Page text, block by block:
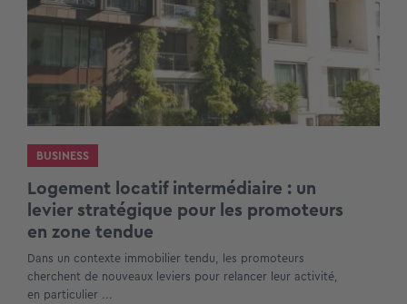
BUSINESS
Logement locatif intermédiaire : un
levier stratégique pour les promoteurs
en zone tendue
Dans un contexte immobilier tendu, les promoteurs
cherchent de nouveaux leviers pour relancer leur activité,
en particulier ...